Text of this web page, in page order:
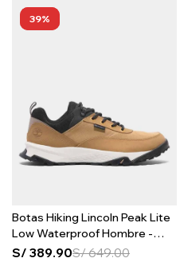
39
Botas Hiking Lincoln Peak Lite
Low Waterproof Hombre -
Wheat Leather
S/ 389.90S/649.00